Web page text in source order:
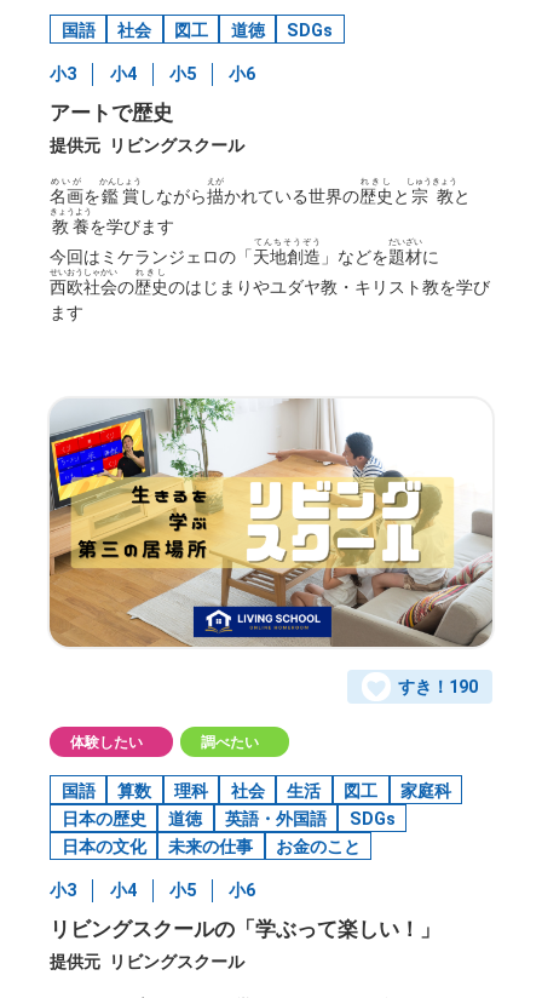
国語 社会 図工 道徳 SDGs
小3 小4 小5 小6
アートで歴史
提供元 リビングスクール
名画
めいが
を鑑賞
かんしょう
しながら描
えが
かれている世界の歴史
れきし
と 宗教
しゅうきょう
と
教養
きょうよう
を学びます
今回はミケランジェロの「天地創造
てんちそうぞう
」などを題材
だいざい
に
西欧社会
せいおうしゃかい
の歴史
れきし
のはじまりやユダヤ教・キリスト教を学び
ます
すき！ 190
体験したい 調べたい
国語 算数 理科 社会 生活 図工
家庭科
日本の歴史
道徳 英語・外国語
SDGs
日本の文化
未来の仕事 お金のこと
小3 小4 小5 小6
リビングスクールの「学ぶって楽しい！」
提供元 リビングスクール